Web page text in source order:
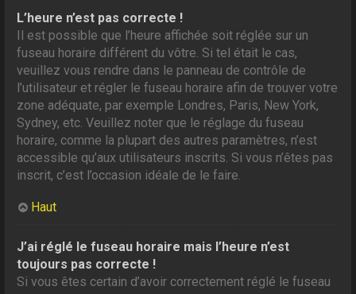
L’heure n’est pas correcte !
Il est possible que l’heure affichée soit réglée sur un
fuseau horaire différent du vôtre. Si tel était le cas,
veuillez vous rendre dans le panneau de contrôle de
l’utilisateur et régler le fuseau horaire afin de trouver votre
zone adéquate, par exemple Londres, Paris, New York,
Sydney, etc. Veuillez noter que le réglage du fuseau
horaire, comme la plupart des autres paramètres, n’est
accessible qu’aux utilisateurs inscrits. Si vous n’êtes pas
inscrit, c’est l’occasion idéale de le faire.
Haut
J’ai réglé le fuseau horaire mais l’heure n’est
toujours pas correcte !
Si vous êtes certain d’avoir correctement réglé le fuseau